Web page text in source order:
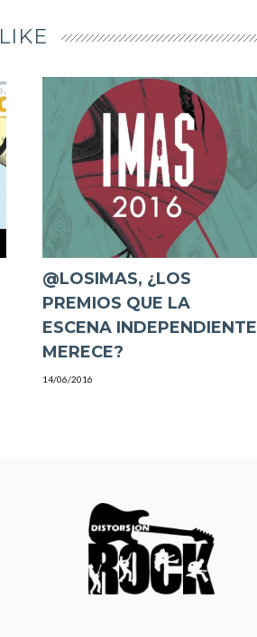
@LOSIMAS, ¿LOS
PREMIOS QUE LA
ESCENA INDEPENDIENTE
MERECE?
14/06/2016